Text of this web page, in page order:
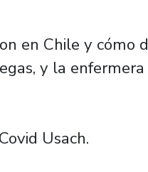
en Chile y cómo
y la
Usach.